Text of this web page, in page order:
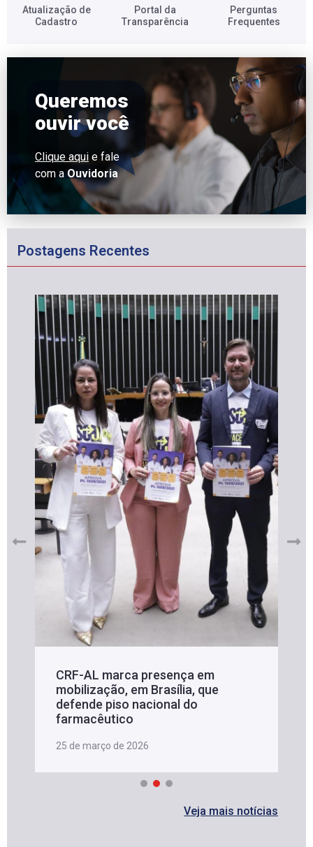
Atualização de
Cadastro​
Portal da
Transparência​
Perguntas
Frequentes​
Queremos
ouvir você
Clique aqui e fale
com aOuvidoria
Postagens Recentes
CRF-AL marca presença em
mobilização, em Brasília, que
defende piso nacional do
farmacêutico
25 de março de 2026
Veja mais notícias